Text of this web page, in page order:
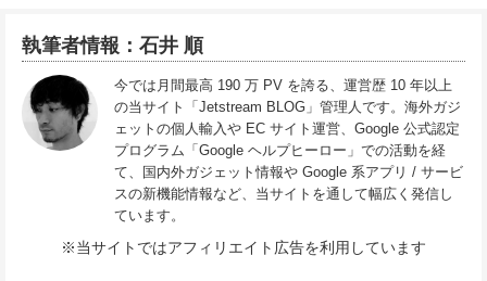
執筆者情報：石井 順
今では月間最高 190 万 PV を誇る、運営歴 10 年以上
の当サイト「Jetstream BLOG」管理人です。海外ガジ
ェットの個人輸入や EC サイト運営、Google 公式認定
プログラム「Google ヘルプヒーロー」での活動を経
て、国内外ガジェット情報や Google 系アプリ / サービ
スの新機能情報など、当サイトを通して幅広く発信し
ています。
※当サイトではアフィリエイト広告を利用しています